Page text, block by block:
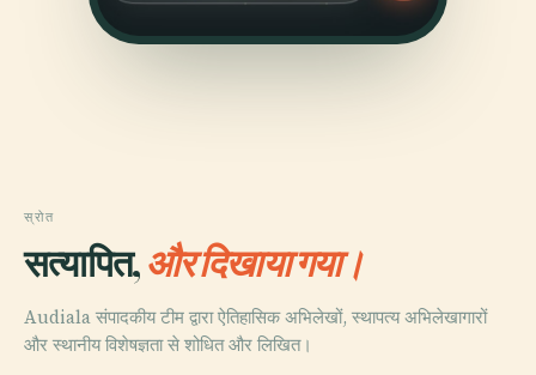
स्रोत
सत्यापित,और दिखाया गया।
Audiala संपादकीय टीम द्वारा ऐतिहासिक अभिलेखों, स्थापत्य अभिलेखागारों
और स्थानीय विशेषज्ञता से शोधित और लिखित।